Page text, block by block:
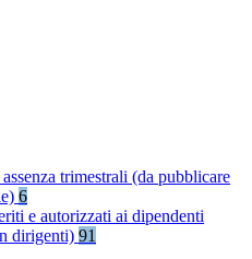
trimestrali (da pubblicare
6
e autorizzati ai dipendenti
dirigenti) 91